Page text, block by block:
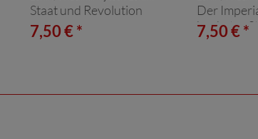
Staat und Revolution
7,50 € *
Der
höchstes
7,50 € *